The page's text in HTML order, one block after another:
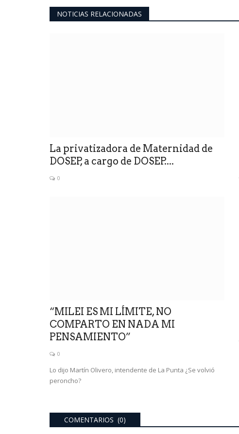
NOTICIAS RELACIONADAS
La privatizadora de Maternidad de
DOSEP, a cargo de DOSEP....
0
“MILEI ES MI LÍMITE, NO
COMPARTO EN NADA MI
PENSAMIENTO”
0
Lo dijo Martín Olivero, intendente de La Punta ¿Se volvió
peroncho?
COMENTARIOS (0)